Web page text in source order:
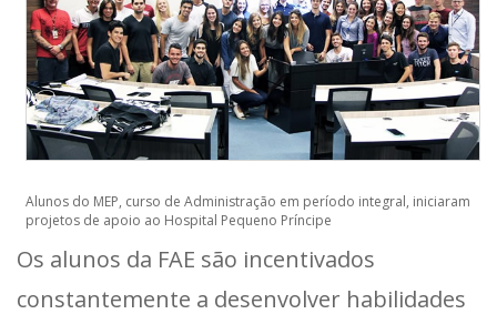
Alunos do MEP, curso de Administração em período integral, iniciaram
projetos de apoio ao Hospital Pequeno Príncipe
Os alunos da FAE são incentivados
constantemente a desenvolver habilidades